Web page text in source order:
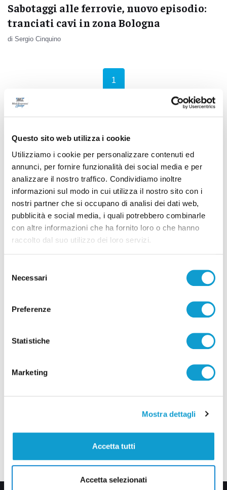
Questo sito web utilizza i cookie
Utilizziamo i cookie per personalizzare contenuti ed
annunci, per fornire funzionalità dei social media e per
analizzare il nostro traffico. Condividiamo inoltre
informazioni sul modo in cui utilizza il nostro sito con i
nostri partner che si occupano di analisi dei dati web,
pubblicità e social media, i quali potrebbero combinarle
con altre informazioni che ha fornito loro o che hanno
raccolto dal suo utilizzo dei loro servizi.
delNecessari
Preferenze
Statistiche
Marketing
Mostra dettagli
Accetta tutti
Accetta selezionati
Sabotaggi alle ferrovie, nuovo episodio:
tranciati cavi in zona Bologna
di Sergio Cinquino
1
Pubblicità